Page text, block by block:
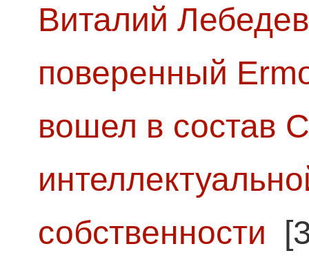
Виталий
поверенный
вошел в состав
собственности